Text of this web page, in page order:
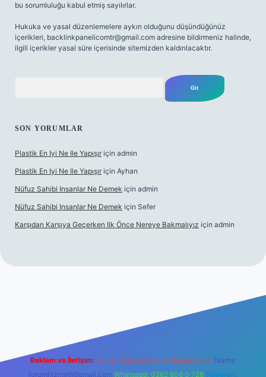
bu sorumluluğu kabul etmiş sayılırlar.
Hukuka ve yasal düzenlemelere aykırı olduğunu düşündüğünüz
içerikleri, backlinkpanelicomtr@gmail.com adresine bildirmeniz halinde,
ilgili içerikler yasal süre içerisinde sitemizden kaldırılacaktır.
SON YORUMLAR
Plastik En Iyi Ne Ile Yapışır için admin
Plastik En Iyi Ne Ile Yapışır için Ayhan
Nüfuz Sahibi Insanlar Ne Demek için admin
Nüfuz Sahibi Insanlar Ne Demek için Sefer
Karşıdan Karşıya Geçerken Ilk Önce Nereye Bakmalıyız için admin
Reklam ve İletişim: E-mail: backlinkpaneli@gmail.com Teams:
forumhizmeti@gmail.com Whatsapp: 0262 606 0 726 Telegram: